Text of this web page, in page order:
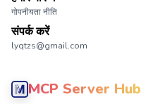
गोपनीयता नीति
संपर्क करें
lyqtzs@gmail.com
MCP Server Hub